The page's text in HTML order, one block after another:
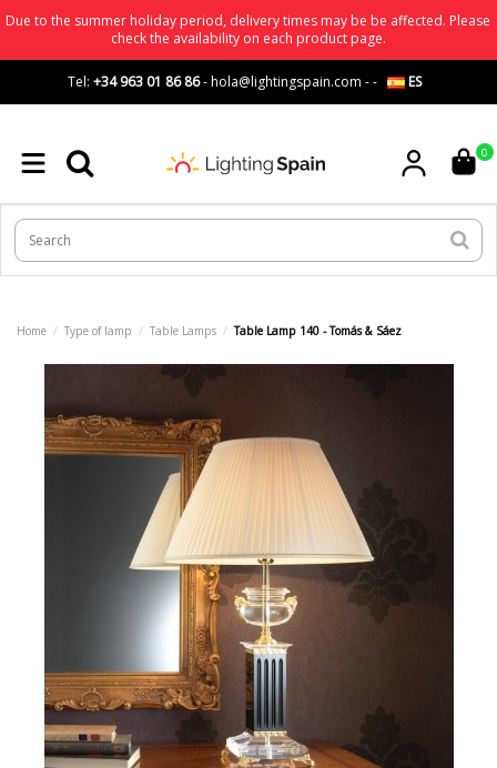
Due to the summer holiday period, delivery times may be be affected. Please
check the availability on each product page.
Tel: +34 963 01 86 86-hola@lightingspain.com -- ES
0
Home Type of lamp Table Lamps Table Lamp 140 - Tomás & Sáez